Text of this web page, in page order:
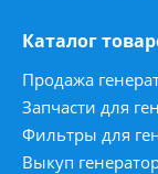
Каталог
Продажа
Запчасти для
Фильтры для
Выкуп